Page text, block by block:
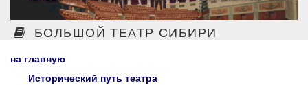
БОЛЬШОЙ ТЕАТР СИБИРИ
на главную
Исторический путь театра